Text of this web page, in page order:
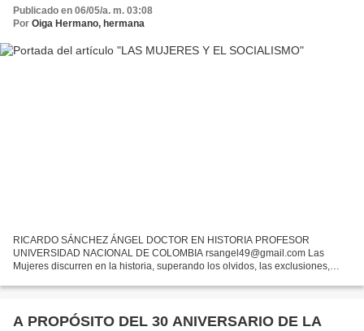
Publicado en 06/05/a. m. 03:08
Por Oiga Hermano, hermana
RICARDO SÁNCHEZ ÁNGEL DOCTOR EN HISTORIA PROFESOR
UNIVERSIDAD NACIONAL DE COLOMBIA rsangel49@gmail.com Las
Mujeres discurren en la historia, superando los olvidos, las exclusiones,
A PROPÓSITO DEL 30 ANIVERSARIO DE LA